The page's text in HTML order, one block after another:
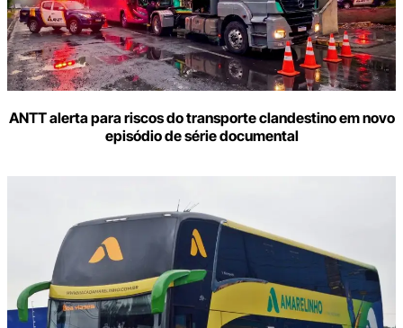
ANTT alerta para riscos do transporte clandestino em novo
episódio de série documental
mail